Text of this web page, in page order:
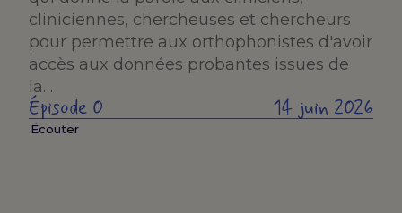
cliniciennes, chercheuses et chercheurs
pour permettre aux orthophonistes d'avoir
accès aux données probantes issues de
la…
Épisode 0 14 juin 2026
Écouter